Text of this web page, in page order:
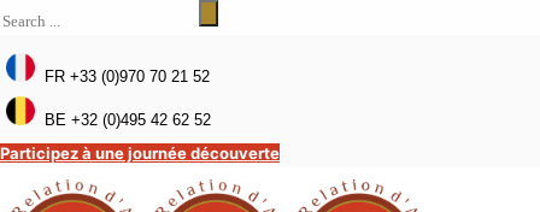
FR +33 (0)970 70 21 52
BE +32 (0)495 42 62 52
Participez à une journée découverte